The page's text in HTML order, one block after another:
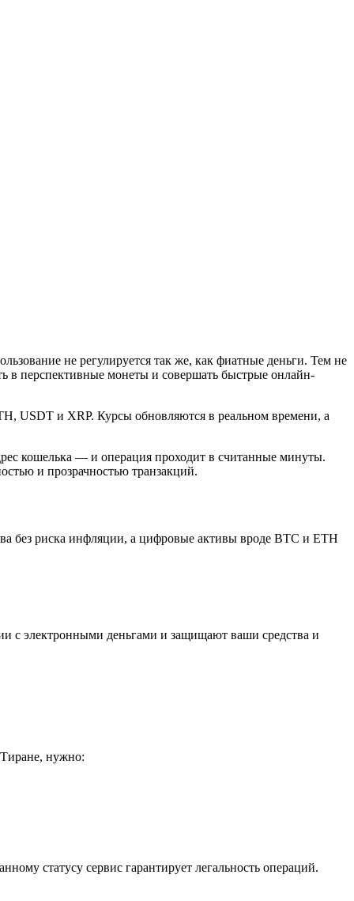
не регулируется так же, как фиатные деньги. Тем не
в перспективные монеты и совершать быстрые онлайн-
USDT и XRP. Курсы обновляются в реальном времени, а
кошелька — и операция проходит в считанные минуты.
и прозрачностью транзакций.
без риска инфляции, а цифровые активы вроде BTC и ETH
с электронными деньгами и защищают ваши средства и
нужно:
статусу сервис гарантирует легальность операций.